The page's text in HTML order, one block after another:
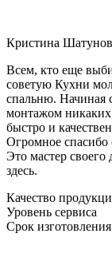
Кристина
Всем, кто еще
советую Кухни
спальню. Начиная
монтажом
быстро и
Огромное
Это мастер своего
здесь.
Качество
Уровень сервиса
Срок изготовления